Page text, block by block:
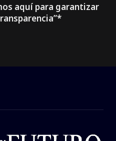
aquí para garantizar